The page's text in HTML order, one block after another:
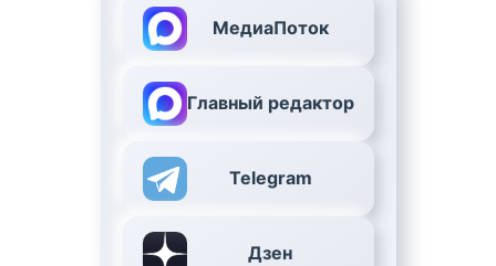
МедиаПоток
Главный редактор
Telegram
Дзен